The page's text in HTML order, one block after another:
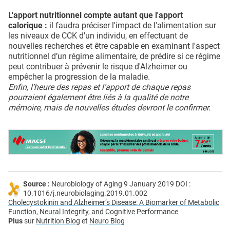
L'apport nutritionnel compte autant que l'apport
calorique : il faudra préciser l'impact de l'alimentation sur
les niveaux de CCK d'un individu, en effectuant de
nouvelles recherches et être capable en examinant l'aspect
nutritionnel d’un régime alimentaire, de prédire si ce régime
peut contribuer à prévenir le risque d'Alzheimer ou
empêcher la progression de la maladie.
Enfin, l’heure des repas et l’apport de chaque repas
pourraient également être liés à la qualité de notre
mémoire, mais de nouvelles études devront le confirmer.
Source : Neurobiology of Aging 9 January 2019 DOI :
10.1016/j.neurobiolaging.2019.01.002
Cholecystokinin and Alzheimer’s Disease: A Biomarker of Metabolic
Function, Neural Integrity, and Cognitive Performance
Plussur Nutrition Blog et Neuro Blog